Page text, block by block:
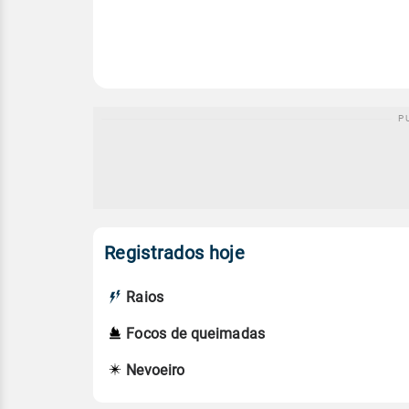
Registrados hoje
Raios
Focos de queimadas
Nevoeiro